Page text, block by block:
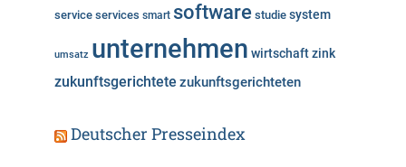
service services smart software studie system
umsatz unternehmen wirtschaftzink
zukunftsgerichtete zukunftsgerichteten
Deutscher Presseindex